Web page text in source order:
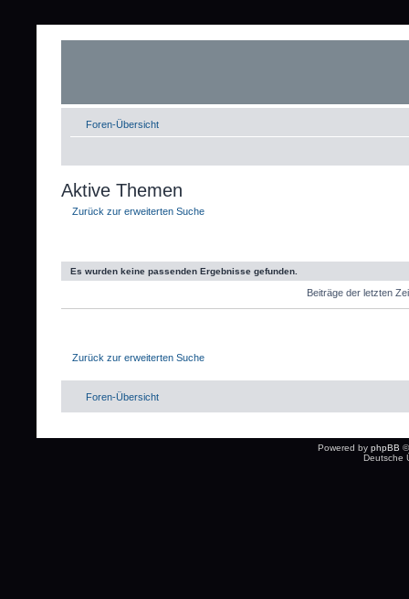
Foren-Übersicht
Aktive Themen
Zurück zur erweiterten Suche
Es wurden keine passenden Ergebnisse gefunden.
Beiträge der letzten
Zurück zur erweiterten Suche
Foren-Übersicht
Powered by phpBB
Deutsche